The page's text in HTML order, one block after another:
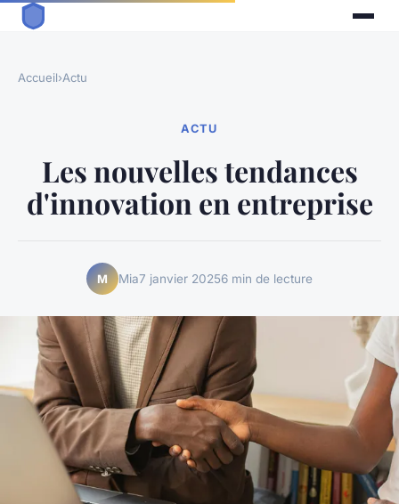
Accueil›Actu
ACTU
Les nouvelles tendances
d'innovation en entreprise
M Mia7 janvier 20256 min de lecture